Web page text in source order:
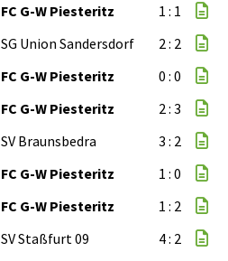
FC G-W Piesteritz
1 : 1
SG Union Sandersdorf
2 : 2
FC G-W Piesteritz
0 : 0
FC G-W Piesteritz
2 : 3
SV Braunsbedra
3 : 2
FC G-W Piesteritz
1 : 0
FC G-W Piesteritz
1 : 2
SV Staßfurt 09
4 : 2